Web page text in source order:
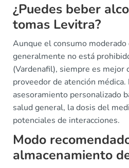
¿Puedes beber
tomas Levitra?
Aunque el consumo
generalmente no está
(Vardenafil), siempre es mejor
proveedor de atención
asesoramiento personalizado
salud general, la dosis del
potenciales de interacciones.
Modo
almacenamiento